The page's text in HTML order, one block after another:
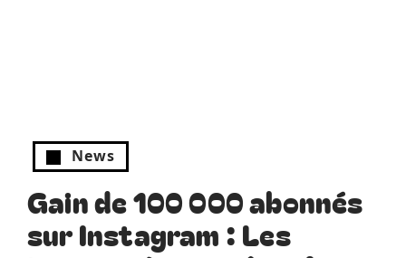
News
Gain de 100 000 abonnés
sur Instagram : Les